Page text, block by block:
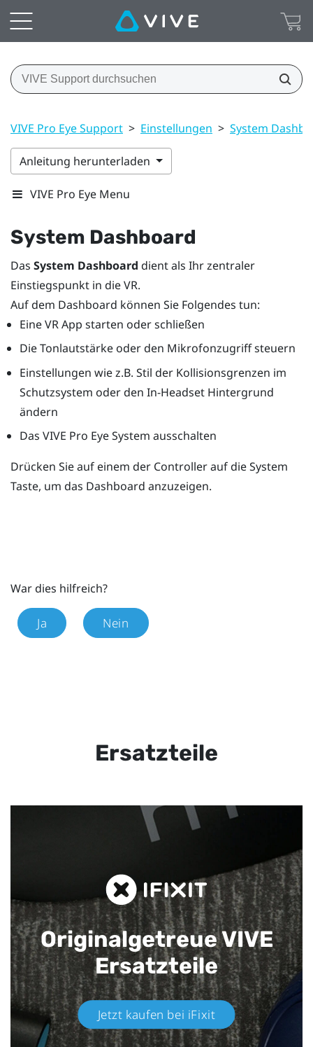
VIVE Pro Eye Support > Einstellungen > System
Anleitung herunterladen
VIVE Pro Eye Menu
System Dashboard
Das System Dashboard dient als Ihr zentraler
Einstiegspunkt in die VR.
Auf dem Dashboard können Sie Folgendes tun:
Eine VR App starten oder schließen
Die Tonlautstärke oder den Mikrofonzugriff steuern
Einstellungen wie z.B. Stil der Kollisionsgrenzen im
Schutzsystem oder den In-Headset Hintergrund
ändern
Das VIVE Pro EyeSystem ausschalten
Drücken Sie auf einem der Controller auf dieSystem
Taste, um das Dashboard anzuzeigen.
War dies hilfreich?
Ja Nein
Ersatzteile
Originalgetreue VIVE
Ersatzteile
Jetzt kaufen bei iFixit​